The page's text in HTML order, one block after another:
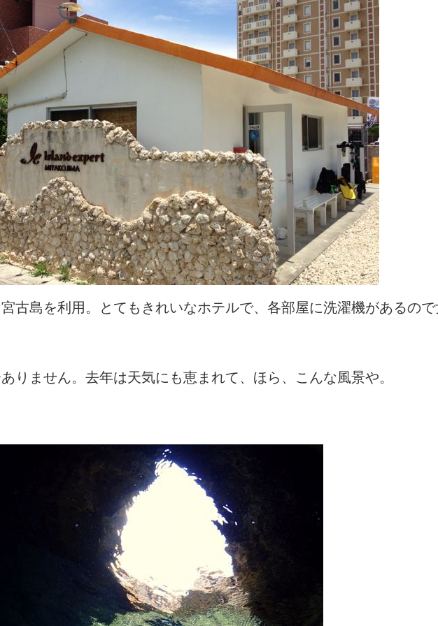
古島を利用。とてもきれいなホテルで、各部屋に洗濯機があるの
りません。去年は天気にも恵まれて、ほら、こんな風景や。